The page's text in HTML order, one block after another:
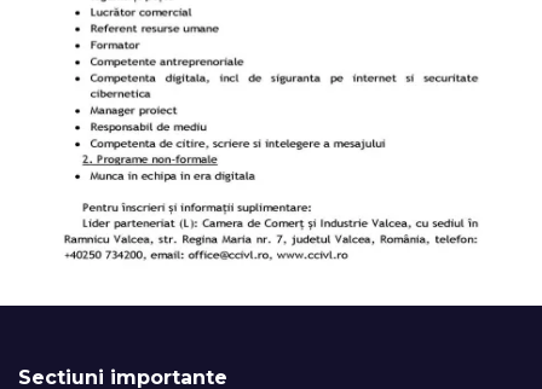
Sectiuni importante